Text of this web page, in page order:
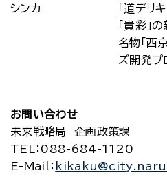
シンカ
「道デリ
「貴彩」
名物「西
ズ開発プ
お問い合わせ
未来戦略局 企画政策課
TEL：088-684-1120
E-Mail ：